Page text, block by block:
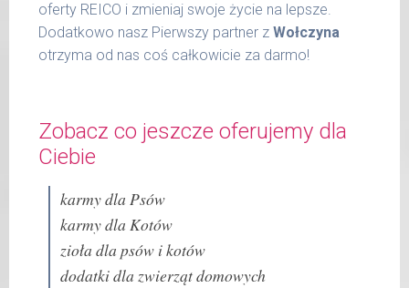
oferty REICO i zmieniaj swoje życie na lepsze.
Dodatkowo nasz Pierwszy partner z Wołczyna
otrzyma od nas coś całkowicie za darmo!
Zobacz co jeszcze oferujemy dla
Ciebie
karmy dla Psów
karmy dla Kotów
zioła dla psów i kotów
dodatki dla zwierząt domowych